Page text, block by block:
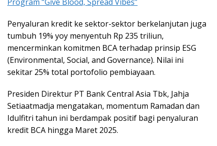
Penyaluran kredit ke sektor-sektor berkelanjutan juga
tumbuh 19% yoy menyentuh Rp 235 triliun,
mencerminkan komitmen BCA terhadap prinsip ESG
(Environmental, Social, and Governance). Nilai ini
sekitar 25% total portofolio pembiayaan.
Presiden Direktur PT Bank Central Asia Tbk, Jahja
Setiaatmadja mengatakan, momentum Ramadan dan
Idulfitri tahun ini berdampak positif bagi penyaluran
kredit BCA hingga Maret 2025.